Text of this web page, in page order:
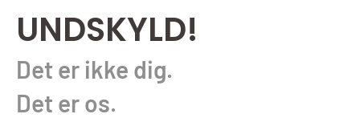
UNDSKYLD!
Det er ikke dig.
Det er os.